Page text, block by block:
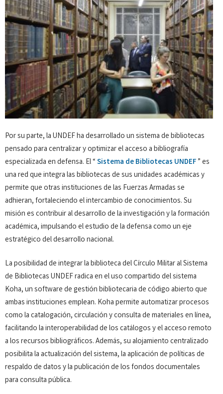
Por su parte, la UNDEF ha desarrollado un sistema de bibliotecas
pensado para centralizar y optimizar el acceso a bibliografía
especializada en defensa. El “Sistema de Bibliotecas UNDEF” es
una red que integra las bibliotecas de sus unidades académicas y
permite que otras instituciones de las Fuerzas Armadas se
adhieran, fortaleciendo el intercambio de conocimientos. Su
misión es contribuir al desarrollo de la investigación y la formación
académica, impulsando el estudio de la defensa como un eje
estratégico del desarrollo nacional.
La posibilidad de integrar la biblioteca del Círculo Militar al Sistema
de Bibliotecas UNDEF radica en el uso compartido del sistema
Koha, un software de gestión bibliotecaria de código abierto que
ambas instituciones emplean. Koha permite automatizar procesos
como la catalogación, circulación y consulta de materiales en línea,
facilitando la interoperabilidad de los catálogos y el acceso remoto
a los recursos bibliográficos. Además, su alojamiento centralizado
posibilita la actualización del sistema, la aplicación de políticas de
respaldo de datos y la publicación de los fondos documentales
para consulta pública.